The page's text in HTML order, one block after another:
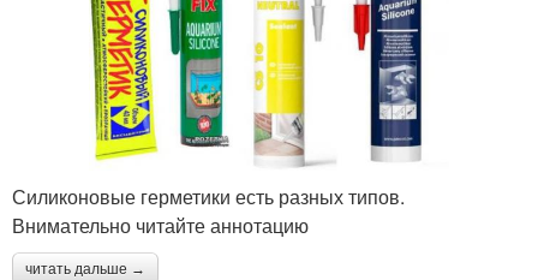
Силиконовые герметики есть разных типов.
Внимательно читайте аннотацию
читать дальше →